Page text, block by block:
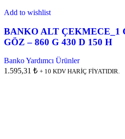
Add to wishlist
BANKO ALT ÇEKMECE_1
GÖZ – 860 G 430 D 150 H
Banko Yardımcı Ürünler
1.595,31 ₺ + 10 KDV HARİÇ FİYATIDIR.